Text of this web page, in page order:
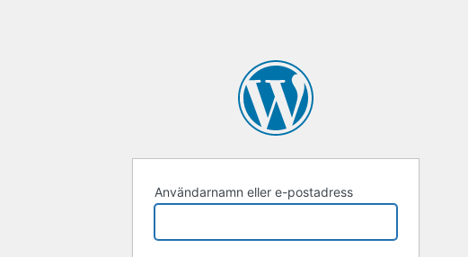
Användarnamn eller e-postadress